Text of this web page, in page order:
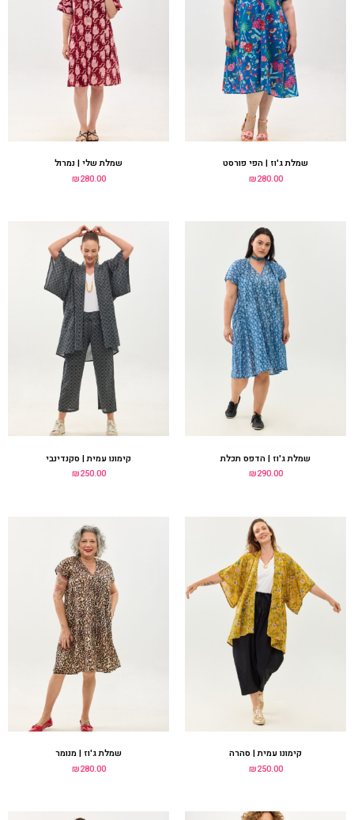
שמלת ג'וז | הפי פורסט
₪280.00
שמלת שלי | נמרול
₪280.00
שמלת ג'וז | הדפס תכלת
₪290.00
קימונו עמית | סקנדינבי
₪250.00
קימונו עמית | סהרה
₪250.00
שמלת ג'וז | מנומר
₪280.00